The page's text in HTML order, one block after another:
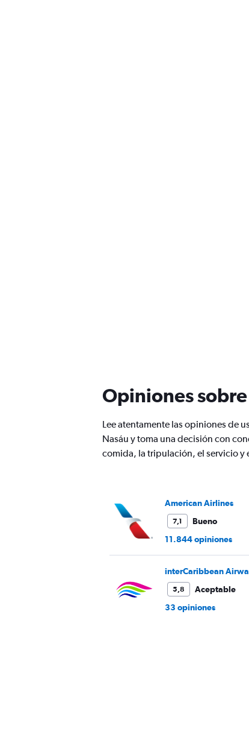
Opiniones
Lee atentamente las opiniones de
Nasáu y toma una decisión con
comida, la tripulación, el servicio y
American Airlines
7,1
Bueno
11.844 opiniones
interCaribbean
5,8
Aceptable
33 opiniones